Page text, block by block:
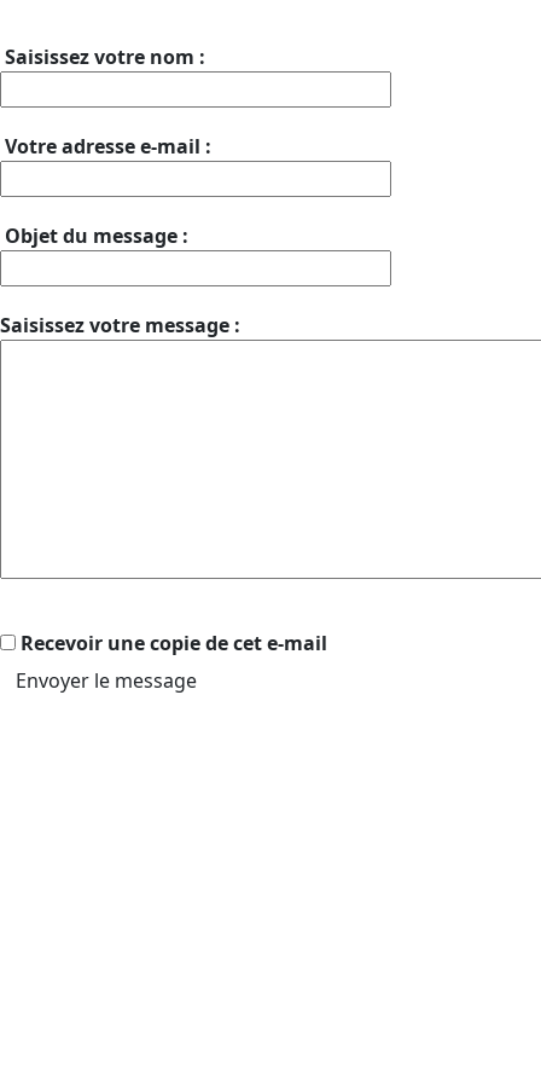
Saisissez votre nom :
Votre adresse e-mail :
Objet du message :
Saisissez votre message :
Recevoir une copie de cet e-mail
Envoyer le message